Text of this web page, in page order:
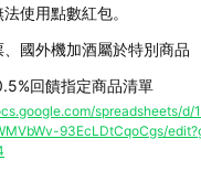
使用點數紅包。
、國外機加酒屬於特別商品
回饋指定商品清單
spreadsheets/d/
93EcLDtCqoCgs/